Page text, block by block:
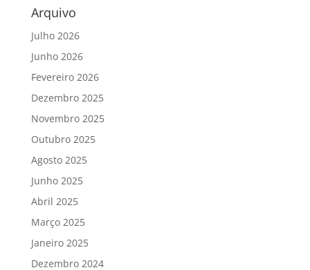
Arquivo
Julho 2026
Junho 2026
Fevereiro 2026
Dezembro 2025
Novembro 2025
Outubro 2025
Agosto 2025
Junho 2025
Abril 2025
Março 2025
Janeiro 2025
Dezembro 2024